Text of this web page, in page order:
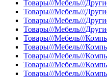
Товары///Мебель///
Товары///Мебель///
Товары///Мебель///
Товары///Мебель///
Товары///Мебель///
Товары///Мебель///
Товары///Мебель///
Товары///Мебель///
Товары///Мебель///